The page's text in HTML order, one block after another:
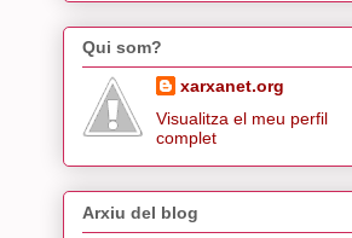
Qui som?
xarxanet.org
Visualitza el meu perfil
complet
Arxiu del blog